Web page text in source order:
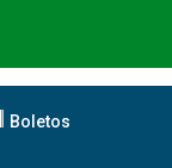
Boletos